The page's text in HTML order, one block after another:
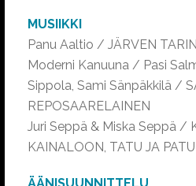
MUSIIKKI
Panu Aaltio / JÄRVEN
Moderni Kanuuna / Pasi
Sippola, Sami Sänpäkkilä /
REPOSAARELAINEN
Juri Seppä & Miska Seppä /
KAINALOON, TATU JA